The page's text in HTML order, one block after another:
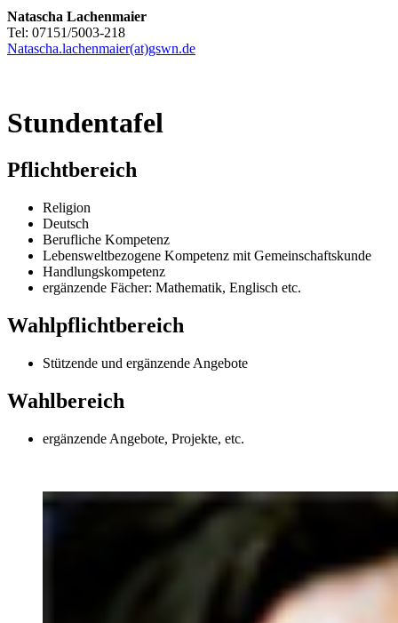
Natascha Lachenmaier
Tel: 07151/5003-218
Natascha.lachenmaier(at)gswn.de
Stundentafel
Pflichtbereich
Religion
Deutsch
Berufliche Kompetenz
Lebensweltbezogene Kompetenz mit Gemeinschaftskunde
Handlungskompetenz
ergänzende Fächer: Mathematik, Englisch etc.
Wahlpflichtbereich
Stützende und ergänzende Angebote
Wahlbereich
ergänzende Angebote, Projekte, etc.